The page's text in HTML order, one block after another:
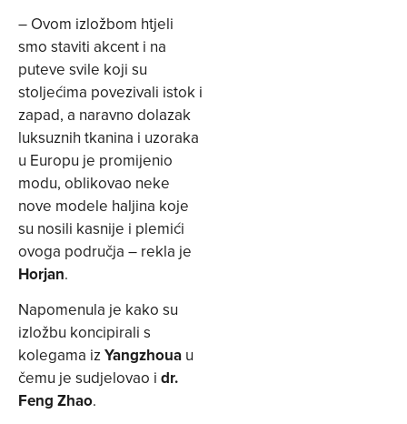
– Ovom izložbom htjeli
smo staviti akcent i na
puteve svile koji su
stoljećima povezivali istok i
zapad, a naravno dolazak
luksuznih tkanina i uzoraka
u Europu je promijenio
modu, oblikovao neke
nove modele haljina koje
su nosili kasnije i plemići
ovoga područja – rekla je
Horjan.
Napomenula je kako su
izložbu koncipirali s
kolegama izYangzhoua u
čemu je sudjelovao i dr.
Feng Zhao.